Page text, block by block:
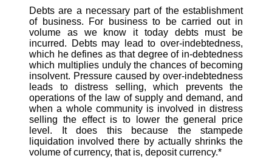
Debts are a necessary part of the establishment
of business. For business to be carried out in
volume as we know it today debts must be
incurred. Debts may lead to over-indebtedness,
which he defines as that degree of in-debtedness
which multiplies unduly the chances of becoming
insolvent. Pressure caused by over-indebtedness
leads to distress selling, which prevents the
operations of the law of supply and demand, and
when a whole community is involved in distress
selling the effect is to lower the general price
level. It does this because the stampede
liquidation involved there by actually shrinks the
volume of currency, that is, deposit currency.*